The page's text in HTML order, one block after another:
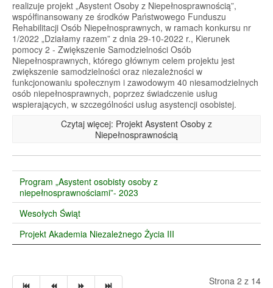
realizuje projekt „Asystent Osoby z Niepełnosprawnością”,
współfinansowany ze środków Państwowego Funduszu
Rehabilitacji Osób Niepełnosprawnych, w ramach konkursu nr
1/2022 „Działamy razem” z dnia 29-10-2022 r., Kierunek
pomocy 2 - Zwiększenie Samodzielności Osób
Niepełnosprawnych, którego głównym celem projektu jest
zwiększenie samodzielności oraz niezależności w
funkcjonowaniu społecznym i zawodowym 40 niesamodzielnych
osób niepełnosprawnych, poprzez świadczenie usług
wspierających, w szczególności usług asystencji osobistej.
Czytaj więcej: Projekt Asystent Osoby z
Niepełnosprawnością
Program „Asystent osobisty osoby z
niepełnosprawnościami”- 2023
Wesołych Świąt
Projekt Akademia Niezależnego Życia III
Strona 2 z 14